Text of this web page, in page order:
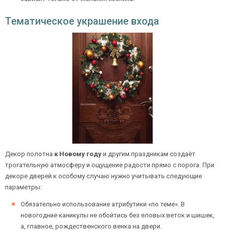
Тематическое украшение входа
Декор полотна к Новому году и другим праздникам создаёт
трогательную атмосферу и ощущение радости прямо с порога. При
декоре дверей к особому случаю нужно учитывать следующие
параметры:
Обязательно использование атрибутики «по теме». В
новогодние каникулы не обойтись без еловых веток и шишек,
а, главное, рождественского венка на двери.